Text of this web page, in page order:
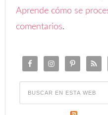
Aprende cómo se
comentarios.